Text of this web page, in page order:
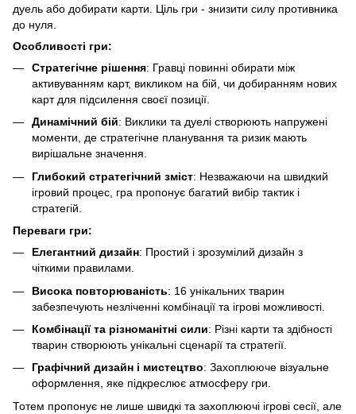
дуель або добирати карти. Ціль гри - знизити силу противника
до нуля.
Особливості гри:
Стратегічне рішення: Гравці повинні обирати між
активуванням карт, викликом на бій, чи добиранням нових
карт для підсилення своєї позиції.
Динамічний бій: Виклики та дуелі створюють напружені
моменти, де стратегічне планування та ризик мають
вирішальне значення.
Глибокий стратегічний зміст: Незважаючи на швидкий
ігровий процес, гра пропонує багатий вибір тактик і
стратегій.
Переваги гри:
Елегантний дизайн: Простий і зрозумілий дизайн з
чіткими правилами.
Висока повторюваність: 16 унікальних тварин
забезпечують незліченні комбінації та ігрові можливості.
Комбінації та різноманітні сили: Різні карти та здібності
тварин створюють унікальні сценарії та стратегії.
Графічний дизайн і мистецтво: Захоплююче візуальне
оформлення, яке підкреслює атмосферу гри.
Тотем пропонує не лише швидкі та захоплюючі ігрові сесії, але